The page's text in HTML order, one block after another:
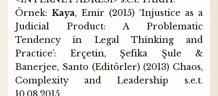
Örnek: Kaya, Emir (2015) ‘Injustice as a
Judicial Product: A Problematic
Tendency in Legal Thinking and
Practice’: Erçetin, Şefika Şule &
Banerjee, Santo (Editörler) (2013) Chaos,
Complexity and Leadership s.e.t.
10.08.2015.